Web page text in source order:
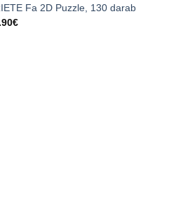
Fa 2D Puzzle, 130 darab
€